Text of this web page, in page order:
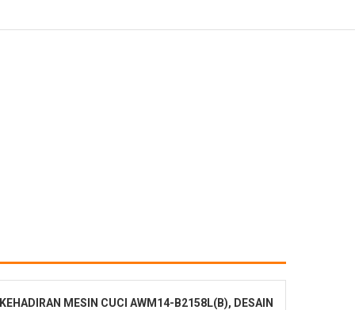
MESIN CUCI AWM14-B2158L(B), DESAIN